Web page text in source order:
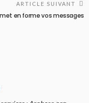
ARTICLE SUIVANT
met en forme vos messages